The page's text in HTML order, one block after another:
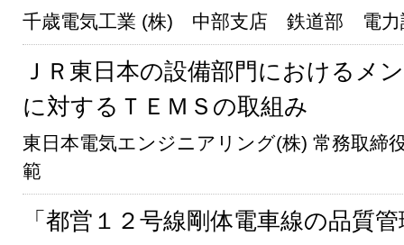
千歳電気工業 (株) 中部支店 鉄道部 電
ＪＲ東日本の設備部門におけるメ
に対するＴＥＭＳの取組み
東日本電気エンジニアリング(株) 常務取締
範
「都営１２号線剛体電車線の品質